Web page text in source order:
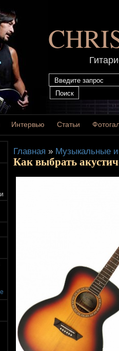
Интервью Статьи
Главная » Музыкальные
Как выбрать